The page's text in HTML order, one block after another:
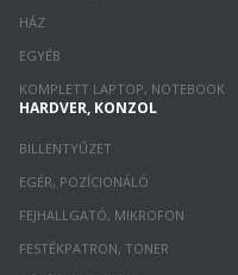
HÁZ
EGYÉB
KOMPLETT LAPTOP, NOTEBOOK
HARDVER, KONZOL
BILLENTYŰZET
EGÉR, POZÍCIONÁLÓ
FEJHALLGATÓ, MIKROFON
FESTÉKPATRON, TONER